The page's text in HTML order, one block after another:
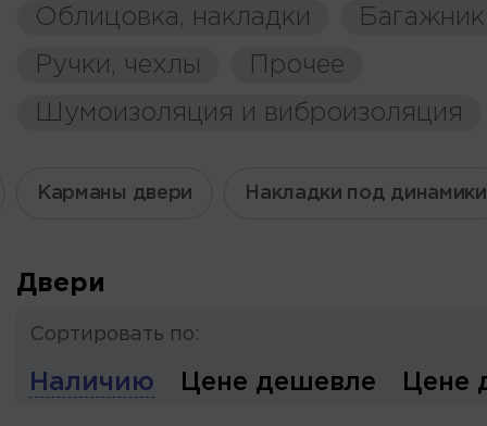
Облицовка, накладки
Багажник
Ручки, чехлы
Прочее
Шумоизоляция и виброизоляция
Карманы двери Накладки под динамики
Двери
Сортировать по:
Наличию Цене дешевле Цене